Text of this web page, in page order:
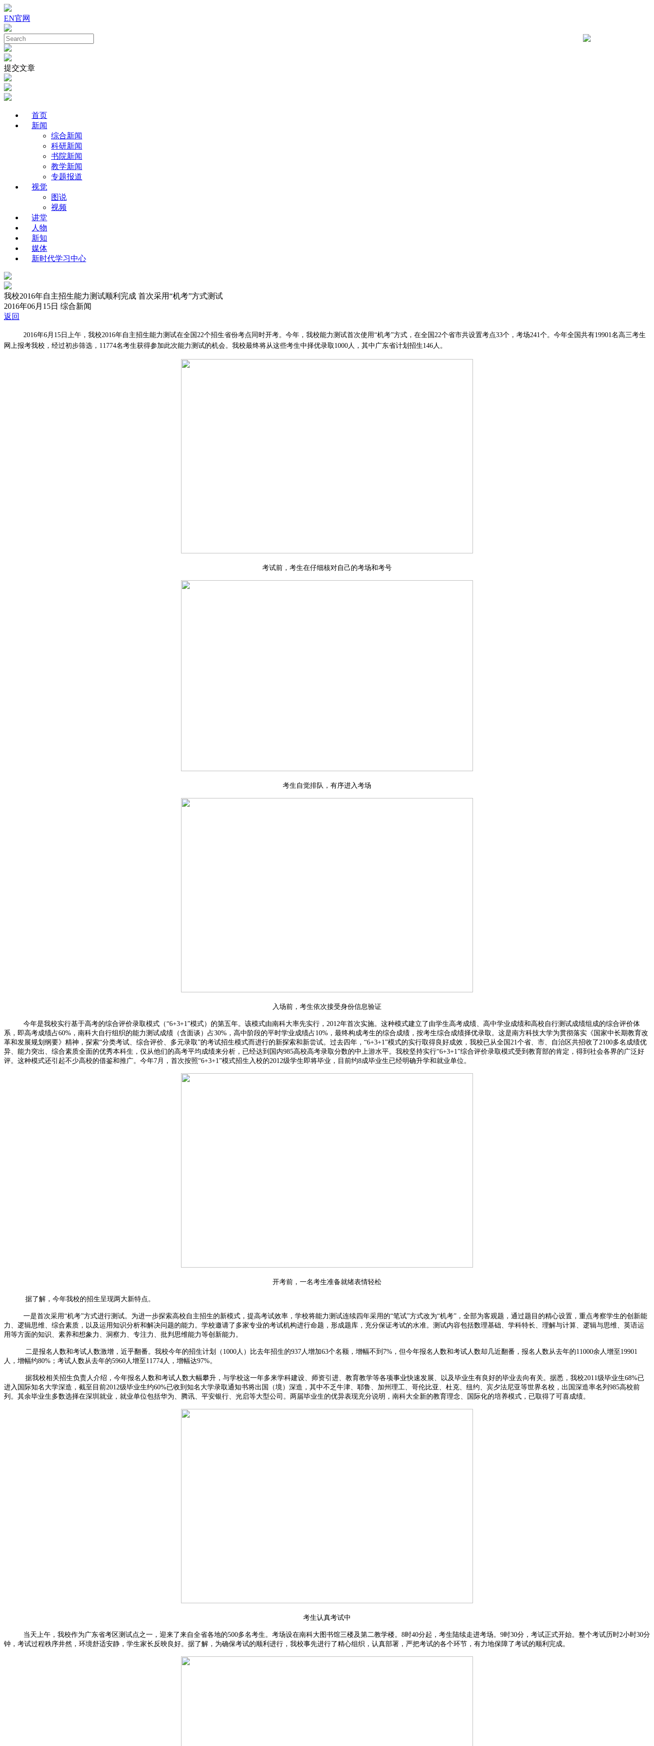
EN官网
提交文章
首页
新闻
综合新闻
科研新闻
书院新闻
教学新闻
专题报道
视觉
图说
视频
讲堂
人物
新知
媒体
新时代学习中心
我校2016年自主招生能力测试顺利完成 首次采用“机考”方式测试
2016年06月15日 综合新闻
返回
2016年6月15日上午，我校2016年自主招生能力测试在全国22个招生省份考点同时开考。今年，我校能力测试首次使用“机考”方式，在全国22个省市共设置考点33个，考场241个。今年全国共有19901名高三考生
网上报考我校，经过初步筛选，11774名考生获得参加此次能力测试的机会。我校最终将从这些考生中择优录取1000人，其中广东省计划招生146人。
考试前，考生在仔细核对自己的考场和考号
考生自觉排队，有序进入考场
入场前，考生依次接受身份信息验证
今年是我校实行基于高考的综合评价录取模式（“6+3+1”模式）的第五年。该模式由南科大率先实行，2012年首次实施。这种模式建立了由学生高考成绩、高中学业成绩和高校自行测试成绩组成的综合评价体
系，即高考成绩占60%，南科大自行组织的能力测试成绩（含面谈）占30%，高中阶段的平时学业成绩占10%，最终构成考生的综合成绩，按考生综合成绩择优录取。这是南方科技大学为贯彻落实《国家中长期教育改
革和发展规划纲要》精神，探索“分类考试、综合评价、多元录取”的考试招生模式而进行的新探索和新尝试。过去四年，“6+3+1”模式的实行取得良好成效，我校已从全国21个省、市、自治区共招收了2100多名成绩优
异、能力突出、综合素质全面的优秀本科生，仅从他们的高考平均成绩来分析，已经达到国内985高校高考录取分数的中上游水平。我校坚持实行“6+3+1”综合评价录取模式受到教育部的肯定，得到社会各界的广泛好
评。这种模式还引起不少高校的借鉴和推广。今年7月，首次按照“6+3+1”模式招生入校的2012级学生即将毕业，目前约8成毕业生已经明确升学和就业单位。
开考前，一名考生准备就绪表情轻松
据了解，今年我校的招生呈现两大新特点。
一是首次采用“机考”方式进行测试。为进一步探索高校自主招生的新模式，提高考试效率，学校将能力测试连续四年采用的“笔试”方式改为“机考”，全部为客观题，通过题目的精心设置，重点考察学生的创新能
力、逻辑思维、综合素质，以及运用知识分析和解决问题的能力。学校邀请了多家专业的考试机构进行命题，形成题库，充分保证考试的水准。测试内容包括数理基础、学科特长、理解与计算、逻辑与思维、英语运
用等方面的知识、素养和想象力、洞察力、专注力、批判思维能力等创新能力。
二是报名人数和考试人数激增，近乎翻番。我校今年的招生计划（1000人）比去年招生的937人增加63个名额，增幅不到7%，但今年报名人数和考试人数却几近翻番，报名人数从去年的11000余人增至19901
人，增幅约80%；考试人数从去年的5960人增至11774人，增幅达97%。
据我校相关招生负责人介绍，今年报名人数和考试人数大幅攀升，与学校这一年多来学科建设、师资引进、教育教学等各项事业快速发展、以及毕业生有良好的毕业去向有关。据悉，我校2011级毕业生68%已
进入国际知名大学深造，截至目前2012级毕业生约60%已收到知名大学录取通知书将出国（境）深造，其中不乏牛津、耶鲁、加州理工、哥伦比亚、杜克、纽约、宾夕法尼亚等世界名校，出国深造率名列985高校前
列。其余毕业生多数选择在深圳就业，就业单位包括华为、腾讯、平安银行、光启等大型公司。两届毕业生的优异表现充分说明，南科大全新的教育理念、国际化的培养模式，已取得了可喜成绩。
考生认真考试中
当天上午，我校作为广东省考区测试点之一，迎来了来自全省各地的500多名考生。考场设在南科大图书馆三楼及第二教学楼。8时40分起，考生陆续走进考场。9时30分，考试正式开始。整个考试历时2小时30分
钟，考试过程秩序井然，环境舒适安静，学生家长反映良好。据了解，为确保考试的顺利进行，我校事先进行了精心组织，认真部署，严把考试的各个环节，有力地保障了考试的顺利完成。